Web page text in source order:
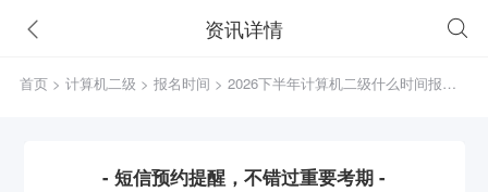
资讯详情
首页 > 计算机二级 > 报名时间
- 短信预约提醒，不错过重要考期 -